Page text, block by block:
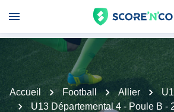
Accueil Football Allier
U13 Départemental 4 - Poule B -